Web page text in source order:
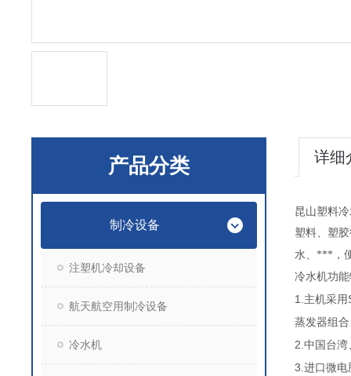
产品分类
制冷设备
注塑机冷却设备
航天航空用制冷设备
冷水机
详细
昆山塑料
塑料、塑
水、***，
冷水机功
1. 主机采用
蒸发器组
2. 中国台湾
3. 进口微电